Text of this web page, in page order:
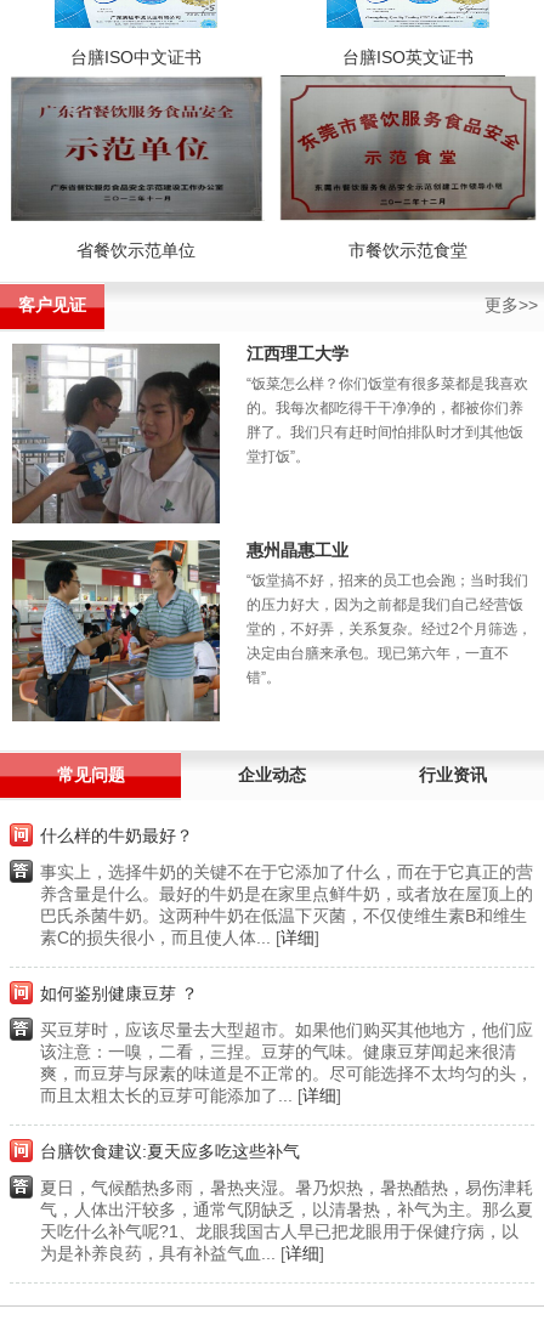
台膳ISO中文证书 台膳ISO英文证书
省餐饮示范单位 市餐饮示范食堂
客户见证 更多>>
江西理工大学
“饭菜怎么样？你们饭堂有很多菜都是我喜欢
的。我每次都吃得干干净净的，都被你们养
胖了。我们只有赶时间怕排队时才到其他饭
堂打饭”。
惠州晶惠工业
“饭堂搞不好，招来的员工也会跑；当时我们
的压力好大，因为之前都是我们自己经营饭
堂的，不好弄，关系复杂。经过2个月筛选，
决定由台膳来承包。现已第六年，一直不
错”。
常见问题 企业动态 行业资讯
什么样的牛奶最好？
事实上，选择牛奶的关键不在于它添加了什么，而在于它真正的营
养含量是什么。最好的牛奶是在家里点鲜牛奶，或者放在屋顶上的
巴氏杀菌牛奶。这两种牛奶在低温下灭菌，不仅使维生素B和维生
素C的损失很小，而且使人体... [详细]
如何鉴别健康豆芽 ？
买豆芽时，应该尽量去大型超市。如果他们购买其他地方，他们应
该注意：一嗅，二看，三捏。豆芽的气味。健康豆芽闻起来很清
爽，而豆芽与尿素的味道是不正常的。尽可能选择不太均匀的头，
而且太粗太长的豆芽可能添加了... [详细]
台膳饮食建议:夏天应多吃这些补气
夏日，气候酷热多雨，暑热夹湿。暑乃炽热，暑热酷热，易伤津耗
气，人体出汗较多，通常气阴缺乏，以清暑热，补气为主。那么夏
天吃什么补气呢?1、龙眼我国古人早已把龙眼用于保健疗病，以
为是补养良药，具有补益气血... [详细]